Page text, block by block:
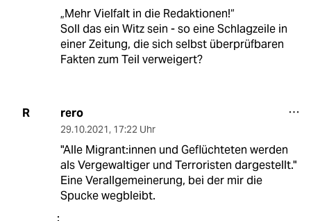
„Mehr Vielfalt in die Redaktionen!“
Soll das ein Witz sein - so eine Schlagzeile in
einer Zeitung, die sich selbst überprüfbaren
Fakten zum Teil verweigert?
R rero
29.10.2021, 17:22 Uhr
"Alle Mi­gran­t:in­nen und Geflüchteten werden
als Vergewaltiger und Terroristen dargestellt."
Eine Verallgemeinerung, bei der mir die
Spucke wegbleibt.